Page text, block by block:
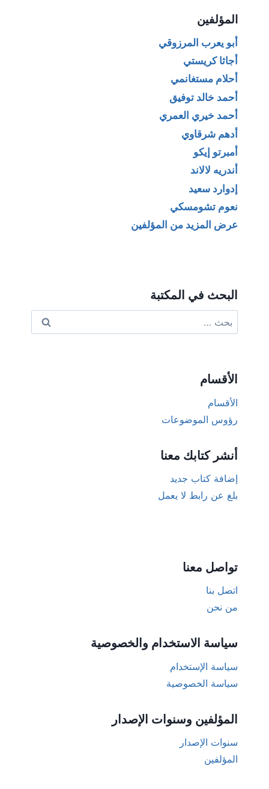
المؤلفين
أبو يعرب المرزوقي
أجاثا كريستي
أحلام مستغانمي
أحمد خالد توفيق
أحمد خيري العمري
أدهم شرقاوي
أمبرتو إيكو
أندريه لالاند
إدوارد سعيد
نعوم تشومسكي
عرض المزيد من المؤلفين
البحث في المكتبة
عن:
الأقسام
الأقسام
رؤوس الموضوعات
أنشر كتابك معنا
إضافة كتاب جديد
بلغ عن رابط لا يعمل
تواصل معنا
اتصل بنا
من نحن
سياسة الاستخدام والخصوصية
سياسة الإستخدام
سياسة الخصوصية
المؤلفين وسنوات الإصدار
سنوات الإصدار
المؤلفين